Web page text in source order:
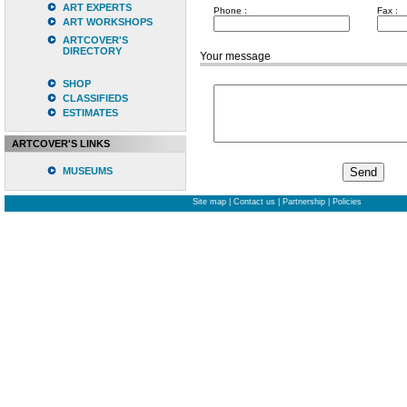
ART EXPERTS
ART WORKSHOPS
ARTCOVER'S
DIRECTORY
SHOP
CLASSIFIEDS
ESTIMATES
ARTCOVER'S LINKS
MUSEUMS
Phone : Fax :
Your message
Site map Contact us Partnership Policies